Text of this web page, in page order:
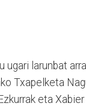
ugari larunbat
Txapelketa
eta